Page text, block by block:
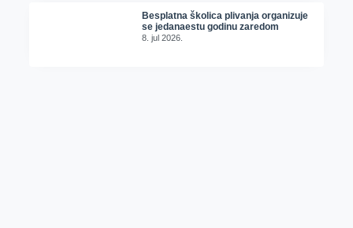
Besplatna školica plivanja organizuje
se jedanaestu godinu zaredom
8. jul 2026.